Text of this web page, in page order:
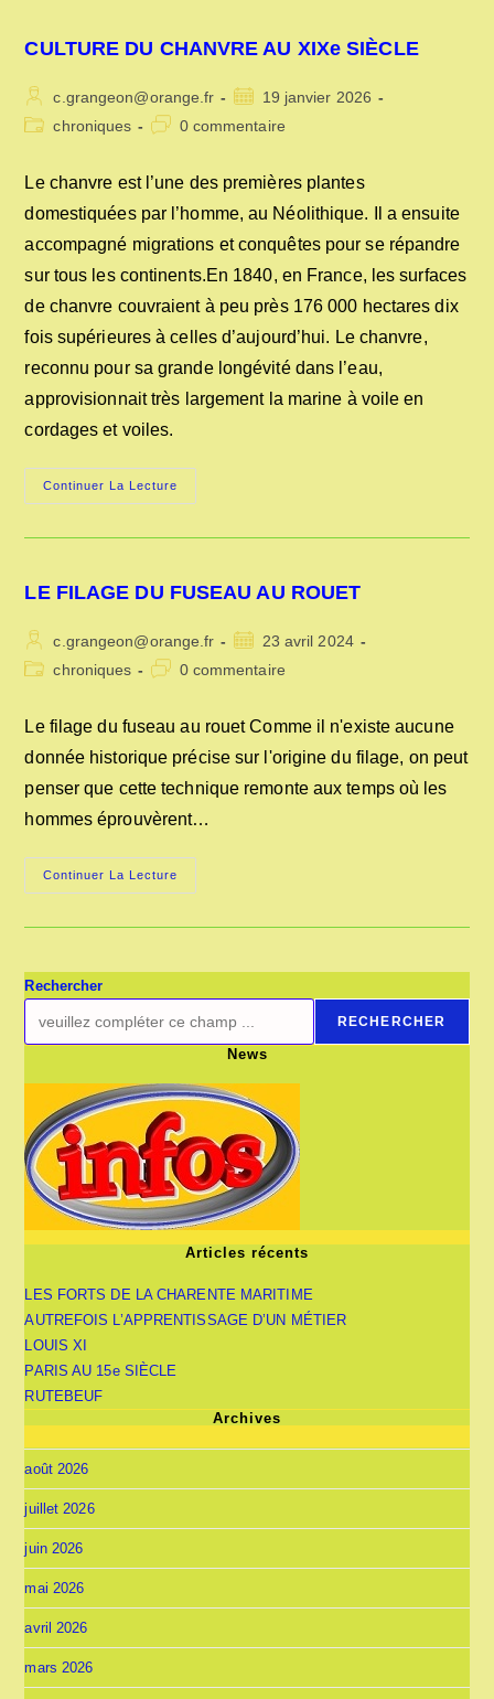
CULTURE DU CHANVRE AU XIXe SIÈCLE
Auteur/autrice
de
c.grangeon@orange.fr
Publication
publiée :
19 janvier 2026
Postchroniques
Commentaires
publication :
0 commentaire
Le chanvre est l’une des premières plantes
domestiquées par l’homme, au Néolithique. Il a ensuite
accompagné migrations et conquêtes pour se répandre
sur tous les continents.En 1840, en France, les surfaces
de chanvre couvraient à peu près 176 000 hectares dix
fois supérieures à celles d’aujourd’hui. Le chanvre,
reconnu pour sa grande longévité dans l’eau,
approvisionnait très largement la marine à voile en
cordages et voiles.
Continuer La Lecture
DU
LE FILAGE DU FUSEAU AU ROUET
Auteur/autrice
de
c.grangeon@orange.fr
Publication
publiée :
23 avril 2024
Postchroniques
Commentaires
publication :
0 commentaire
Le filage du fuseau au rouet Comme il n'existe aucune
donnée historique précise sur l'origine du filage, on peut
penser que cette technique remonte aux temps où les
hommes éprouvèrent…
Continuer La Lecture
FILAGE
Rechercher
RECHERCHER
News
Articles récents
LES FORTS DE LA CHARENTE MARITIME
AUTREFOIS L’APPRENTISSAGE D’UN MÉTIER
LOUIS XI
PARIS AU 15e SIÈCLE
RUTEBEUF
Archives
août 2026
juillet 2026
juin 2026
mai 2026
avril 2026
mars 2026